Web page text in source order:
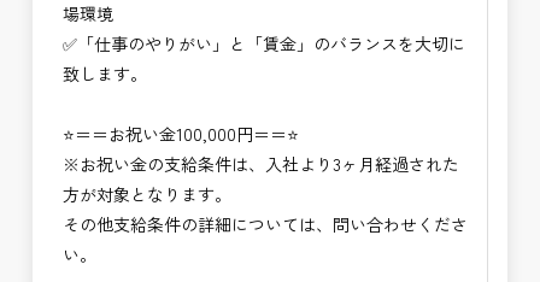
場環境
✅「仕事のやりがい」と「賃金」のバランスを大切に
致します。
⭐＝＝お祝い金100,000円＝＝⭐
※お祝い金の支給条件は、入社より3ヶ月経過された
方が対象となります。
その他支給条件の詳細については、問い合わせくださ
い。